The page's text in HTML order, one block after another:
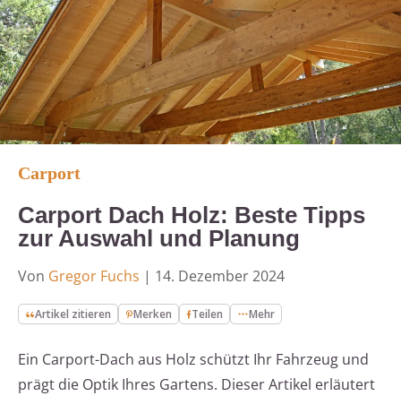
Carport
Carport Dach Holz: Beste Tipps
zur Auswahl und Planung
Von Gregor Fuchs | 14. Dezember 2024
Artikel zitieren Merken Teilen Mehr
Ein Carport-Dach aus Holz schützt Ihr Fahrzeug und
prägt die Optik Ihres Gartens. Dieser Artikel erläutert